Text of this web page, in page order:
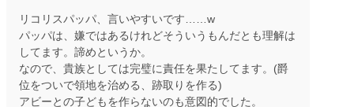
リコリスパッパ、言いやすいです……w
パッパは、嫌ではあるけれどそういうもんだとも理解は
してます。諦めというか。
なので、貴族としては完璧に責任を果たしてます。(爵
位をついで領地を治める、跡取りを作る)
アビーとの子どもを作らないのも意図的でした。